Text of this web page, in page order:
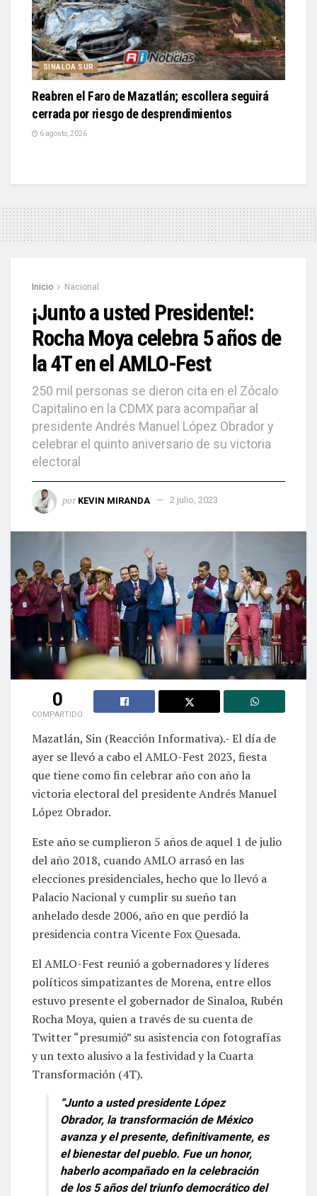
SINALOA SUR
Reabren el Faro de Mazatlán; escollera seguirá
cerrada por riesgo de desprendimientos
6 agosto, 2026
Inicio Nacional
¡Junto a usted Presidente!:
Rocha Moya celebra 5 años de
la 4T en el AMLO-Fest
250 mil personas se dieron cita en el Zócalo
Capitalino en la CDMX para acompañar al
presidente Andrés Manuel López Obrador y
celebrar el quinto aniversario de su victoria
electoral
por KEVIN MIRANDA 2 julio, 2023
0
COMPARTIDO
Mazatlán, Sin (Reacción Informativa).- El día de
ayer se llevó a cabo el AMLO-Fest 2023, fiesta
que tiene como fin celebrar año con año la
victoria electoral del presidente Andrés Manuel
López Obrador.
Este año se cumplieron 5 años de aquel 1 de julio
del año 2018, cuando AMLO arrasó en las
elecciones presidenciales, hecho que lo llevó a
Palacio Nacional y cumplir su sueño tan
anhelado desde 2006, año en que perdió la
presidencia contra Vicente Fox Quesada.
El AMLO-Fest reunió a gobernadores y líderes
políticos simpatizantes de Morena, entre ellos
estuvo presente el gobernador de Sinaloa, Rubén
Rocha Moya, quien a través de su cuenta de
Twitter “presumió” su asistencia con fotografías
y un texto alusivo a la festividad y la Cuarta
Transformación (4T).
“Junto a usted presidente López
Obrador, la transformación de México
avanza y el presente, definitivamente, es
el bienestar del pueblo. Fue un honor,
haberlo acompañado en la celebración
de los 5 años del triunfo democrático del